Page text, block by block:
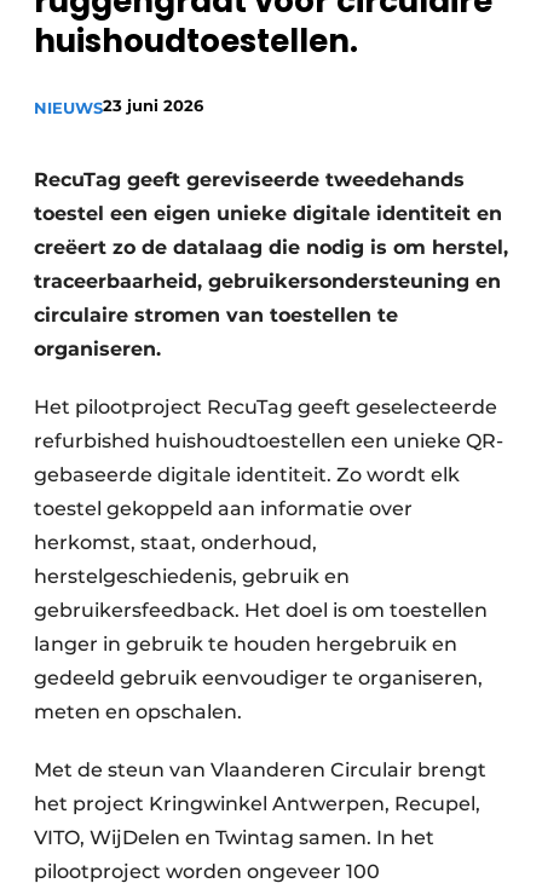
recyclingstroom in België
Vacature aanmelden
Vacatures
Safety First
Recyclinginstallaties
Detectieapparatuur
Persen
Stofbeheersing
Uitrustingsstukken
Transportbanden
Zeven & Brekers
Bedrijfsafval
Elektronisch Afval
Glasrecyclage
huishoudtoestellen.
NIEUWS23 juni 2026
RecuTag geeft gereviseerde tweedehands
toestel een eigen unieke digitale identiteit en
creëert zo de datalaag die nodig is om herstel,
traceerbaarheid, gebruikersondersteuning en
circulaire stromen van toestellen te
organiseren.
Het pilootproject RecuTag geeft geselecteerde
refurbished huishoudtoestellen een unieke QR-
gebaseerde digitale identiteit. Zo wordt elk
toestel gekoppeld aan informatie over
herkomst, staat, onderhoud,
herstelgeschiedenis, gebruik en
gebruikersfeedback. Het doel is om toestellen
langer in gebruik te houden hergebruik en
gedeeld gebruik eenvoudiger te organiseren,
meten en opschalen.
Met de steun van Vlaanderen Circulair brengt
het project Kringwinkel Antwerpen, Recupel,
VITO, WijDelen en Twintag samen. In het
pilootproject worden ongeveer 100